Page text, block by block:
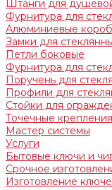
Штанги для
Фурнитура для
Алюминиевые
Замки для
Петли боковые
Фурнитура для
Поручень для
Профили для
Стойки для
Точечные
Мастер системы
Услуги
Бытовые ключи и
Срочное
Изготовление